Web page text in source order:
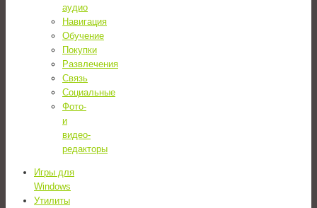
аудио
Навигация
Обучение
Покупки
Развлечения
Связь
Социальные
Фото-
и
видео-
редакторы
Игры для
Windows
Утилиты